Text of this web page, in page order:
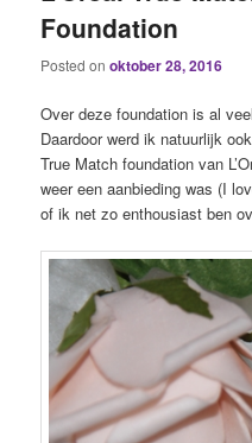
Foundation
Posted onoktober 28, 2016
Over deze foundation is al
Daardoor werd ik natuurlijk
True Match foundation van
weer een aanbieding was (I
of ik net zo enthousiast ben